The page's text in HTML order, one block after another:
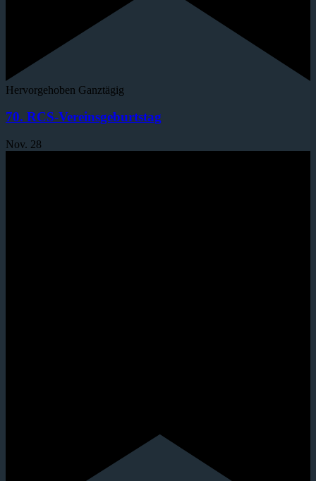
Hervorgehoben Ganztägig
70. RCS-Vereinsgeburtstag
Nov. 28